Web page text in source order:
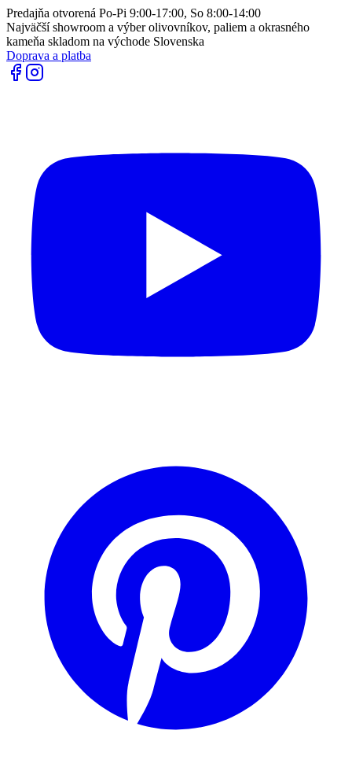
Predajňa otvorená Po-Pi 9:00-17:00, So 8:00-14:00
Najväčší showroom a výber olivovníkov, paliem a okrasného
kameňa skladom na východe Slovenska
Doprava a platba